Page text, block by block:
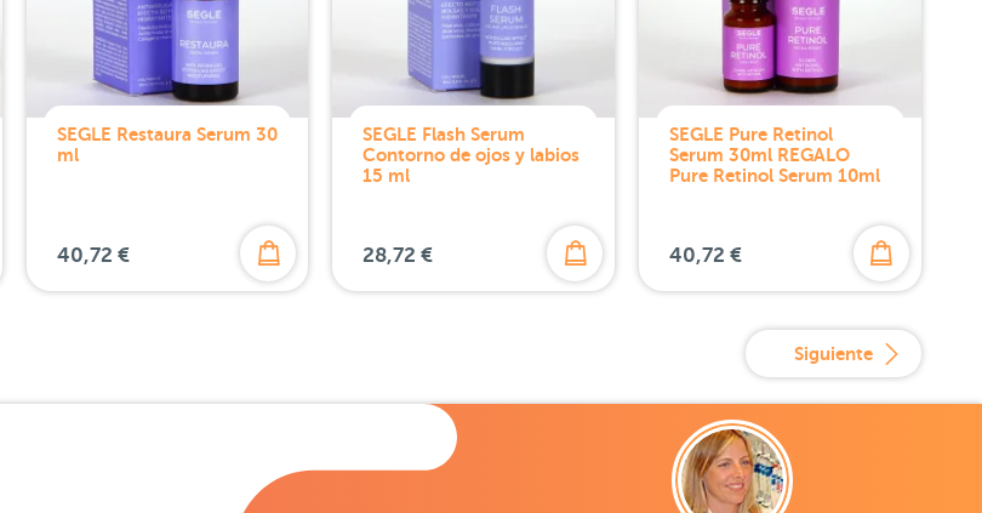
SEGLE Restaura Serum 30
ml
40,72 €
SEGLE Flash Serum
Contorno de ojos y labios
15 ml
28,72 €
SEGLE Pure Retinol
Serum 30ml REGALO
Pure Retinol Serum 10ml
40,72 €
Siguiente